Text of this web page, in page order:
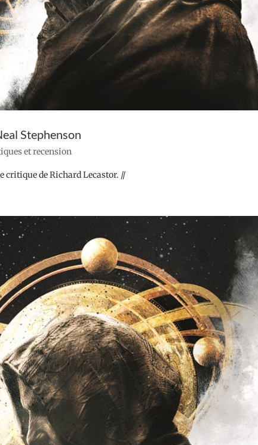
Stephenson
et recension
critique de Richard Lecastor. //